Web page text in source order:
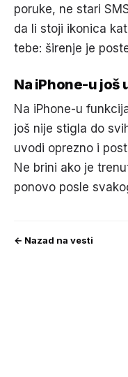
poruke, ne stari
da li stoji ikonica
tebe: širenje je
Na iPhone-u još
Na iPhone-u
još nije stigla do
uvodi oprezno i
Ne brini ako je
ponovo posle
← Nazad na vesti